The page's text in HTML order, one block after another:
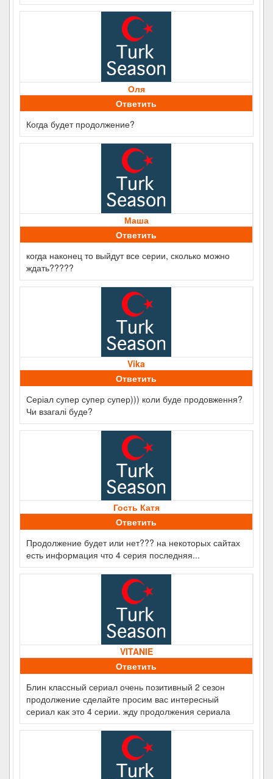
Оля
Ответить
Когда будет продолжение?
Маша
Ответить
когда наконец то выйдут все серии, сколько можно
ждать?????
Vika
Ответить
Серіал супер супер супер))) коли буде продовження?
Чи взагалі буде?
Гость Катя
Ответить
Продолжение будет или нет??? на некоторых сайтах
есть информация что 4 серия последняя...
VITANIE
Ответить
Блин классный сериал очень позитивный 2 сезон
продолжение сделайте просим вас интересный
сериал как это 4 серии. жду продолжения сериала